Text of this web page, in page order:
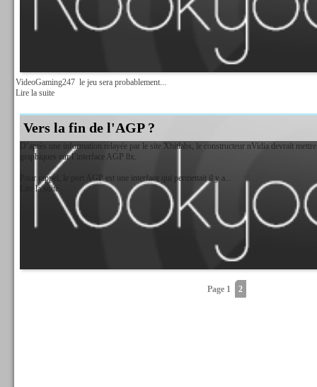
VideoGaming247le jeu sera probablement...
Lire la suite
Vers la fin de l'AGP ?
D’après une information relayée par le site Xbitlabs, le constructeur nVidia devrait
graphiques sur l’interface AGP 8x.
Pour rappel, le port AGP est une interface qui permettait il y a...
Lire la suite
Page 1 2